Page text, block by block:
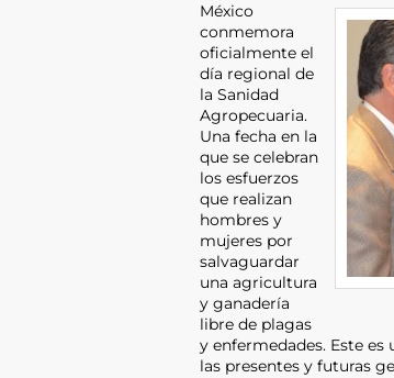
México
conmemora
oficialmente el
día regional de
la Sanidad
Agropecuaria.
Una fecha en la
que se celebran
los esfuerzos
que realizan
hombres y
mujeres por
salvaguardar
una agricultura
y ganadería
libre de plagas
y enfermedades. Este
las presentes y futuras